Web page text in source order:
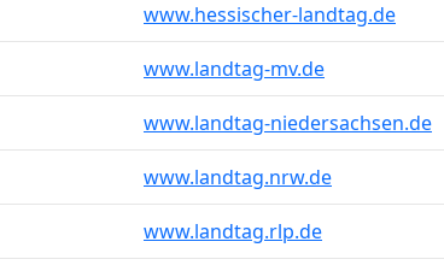
www.hessischer-landtag.de
www.landtag-mv.de
www.landtag-niedersachsen.de
www.landtag.nrw.de
www.landtag.rlp.de